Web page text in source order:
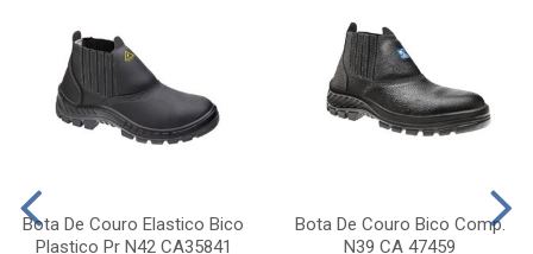
Bota De Couro Elastico Bico
Plastico Pr N42 CA35841
Bota De Couro Bico Comp.
N39 CA 47459